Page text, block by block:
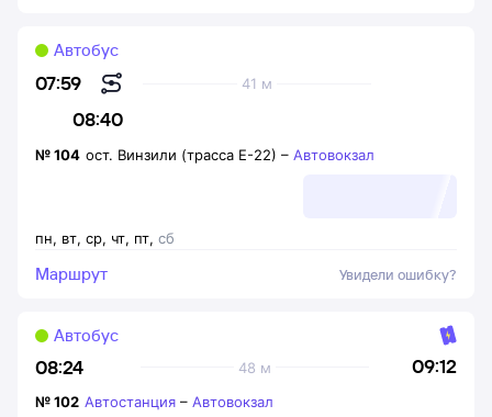
07:59
08:40
41 м
Автобус
пн, вт, ср, чт, пт, сб
№104 ост. Винзили (трасса Е-22) – Автовокзал
Маршрут Увидели ошибку?
08:24 09:12
48 м
Автобус
№102 Автостанция – Автовокзал